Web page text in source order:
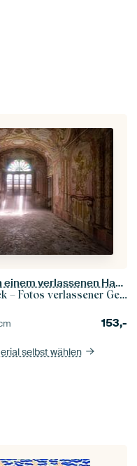
Schönes Fresko in einem verlassenen Haus.
Fotos verlassener Gebäude
153,-
selbst wählen